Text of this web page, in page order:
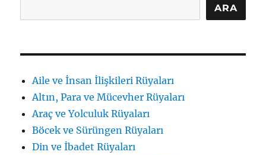
ARA
Aile ve İnsan İlişkileri Rüyaları
Altın, Para ve Mücevher Rüyaları
Araç ve Yolculuk Rüyaları
Böcek ve Sürüngen Rüyaları
Din ve İbadet Rüyaları